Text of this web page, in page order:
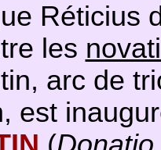
Réticius
les
arc de
est